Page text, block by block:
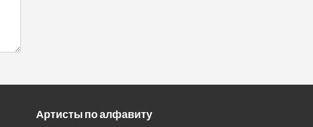
Артисты по алфавиту